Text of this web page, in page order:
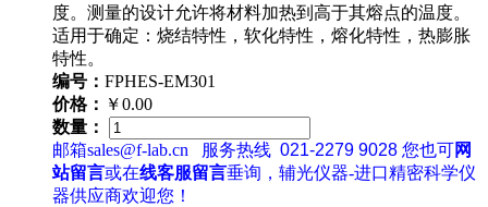
度。测量的设计允许将材料加热到高于其熔点的温度。
适用于确定：烧结特性，软化特性，熔化特性，热膨胀
特性。
编号： FPHES-EM301
价格： ￥0.00
数量：
邮箱sales@f-lab.cn
服务热线 021-2279 9028 您也可网
站留言或在线客服留言垂询，辅光仪器-进口精密科学仪
器供应商欢迎您！